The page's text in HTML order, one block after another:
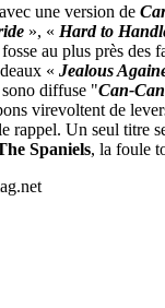
avec une version de
», « Hard to
au plus près
« Jealous
sono diffuse "Can-Can
virevoltent de
rappel. Un seul titre
Spaniels, la foule